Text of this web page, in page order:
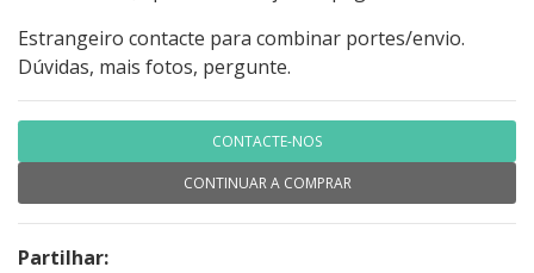
Estrangeiro contacte para combinar portes/envio.
Dúvidas, mais fotos, pergunte.
CONTACTE-NOS
CONTINUAR A COMPRAR
Partilhar: